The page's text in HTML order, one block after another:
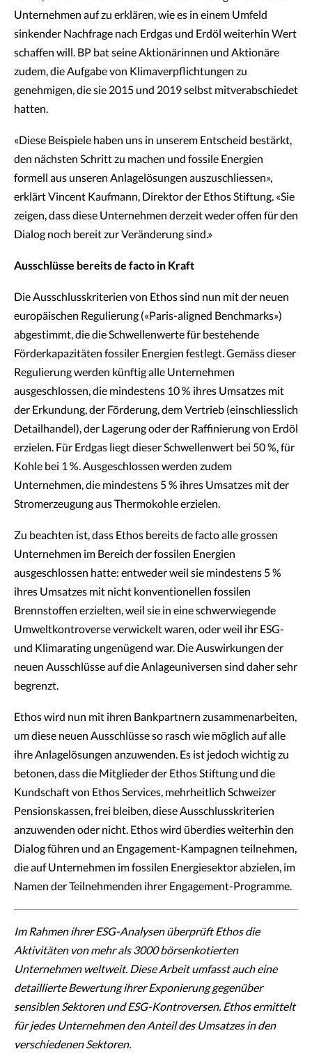
Unternehmen auf zu erklären, wie es in einem Umfeld
sinkender Nachfrage nach Erdgas und Erdöl weiterhin Wert
schaffen will. BP bat seine Aktionärinnen und Aktionäre
zudem, die Aufgabe von Klimaverpflichtungen zu
genehmigen, die sie 2015 und 2019 selbst mitverabschiedet
hatten.
«Diese Beispiele haben uns in unserem Entscheid bestärkt,
den nächsten Schritt zu machen und fossile Energien
formell aus unseren Anlagelösungen auszuschliessen»,
erklärt Vincent Kaufmann, Direktor der Ethos Stiftung. «Sie
zeigen, dass diese Unternehmen derzeit weder offen für den
Dialog noch bereit zur Veränderung sind.»
Ausschlüsse bereits de facto in Kraft
Die Ausschlusskriterien von Ethos sind nun mit der neuen
europäischen Regulierung («Paris-aligned Benchmarks»)
abgestimmt, die die Schwellenwerte für bestehende
Förderkapazitäten fossiler Energien festlegt. Gemäss dieser
Regulierung werden künftig alle Unternehmen
ausgeschlossen, die mindestens 10 % ihres Umsatzes mit
der Erkundung, der Förderung, dem Vertrieb (einschliesslich
Detailhandel), der Lagerung oder der Raffinierung von Erdöl
erzielen. Für Erdgas liegt dieser Schwellenwert bei 50 %, für
Kohle bei 1 %. Ausgeschlossen werden zudem
Unternehmen, die mindestens 5 % ihres Umsatzes mit der
Stromerzeugung aus Thermokohle erzielen.
Zu beachten ist, dass Ethos bereits de facto alle grossen
Unternehmen im Bereich der fossilen Energien
ausgeschlossen hatte: entweder weil sie mindestens 5 %
ihres Umsatzes mit nicht konventionellen fossilen
Brennstoffen erzielten, weil sie in eine schwerwiegende
Umweltkontroverse verwickelt waren, oder weil ihr ESG-
und Klimarating ungenügend war. Die Auswirkungen der
neuen Ausschlüsse auf die Anlageuniversen sind daher sehr
begrenzt.
Ethos wird nun mit ihren Bankpartnern zusammenarbeiten,
um diese neuen Ausschlüsse so rasch wie möglich auf alle
ihre Anlagelösungen anzuwenden. Es ist jedoch wichtig zu
betonen, dass die Mitglieder der Ethos Stiftung und die
Kundschaft von Ethos Services, mehrheitlich Schweizer
Pensionskassen, frei bleiben, diese Ausschlusskriterien
anzuwenden oder nicht. Ethos wird überdies weiterhin den
Dialog führen und an Engagement-Kampagnen teilnehmen,
die auf Unternehmen im fossilen Energiesektor abzielen, im
Namen der Teilnehmenden ihrer Engagement-Programme.
Im Rahmen ihrer ESG-Analysen überprüft Ethos die
Aktivitäten von mehr als 3000 börsenkotierten
Unternehmen weltweit. Diese Arbeit umfasst auch eine
detaillierte Bewertung ihrer Exponierung gegenüber
sensiblen Sektoren und ESG-Kontroversen. Ethos ermittelt
für jedes Unternehmen den Anteil des Umsatzes in den
verschiedenen Sektoren.